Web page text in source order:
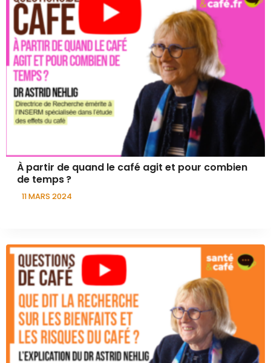
À partir de quand le café agit et pour combien
de temps ?
11 MARS 2024